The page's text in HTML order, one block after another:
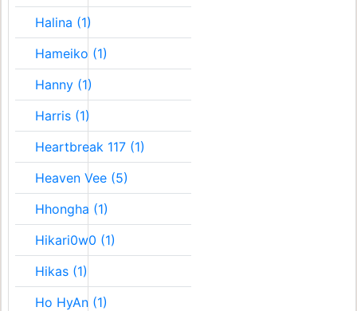
Halina (1)
Hameiko (1)
Hanny (1)
Harris (1)
Heartbreak 117 (1)
Heaven Vee (5)
Hhongha (1)
Hikari0w0 (1)
Hikas (1)
Ho HyAn (1)